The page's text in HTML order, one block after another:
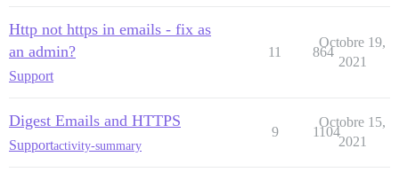
Http not https in emails - fix as
an admin?
Support
11 864
Octobre 19,
2021
Digest Emails and HTTPS
Supportactivity-summary
9 1104
Octobre 15,
2021